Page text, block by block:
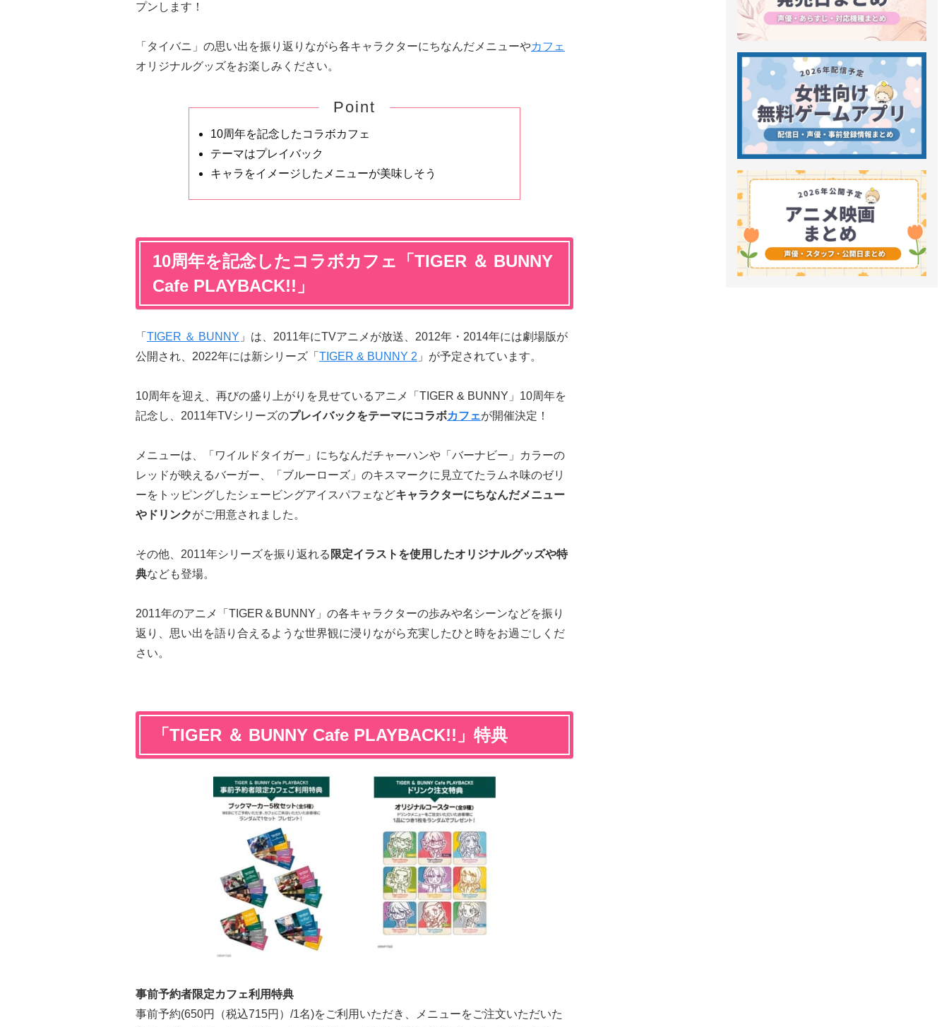
プンします！
「タイバニ」の思い出を振り返りながら各キャラクターにちなんだメニューやカフェ
オリジナルグッズをお楽しみください。
Point
10周年を記念したコラボカフェ
テーマはプレイバック
キャラをイメージしたメニューが美味しそう
10周年を記念したコラボカフェ「TIGER ＆ BUNNY
Cafe PLAYBACK!!」
「 TIGER ＆ BUNNY 」は、2011年にTVアニメが放送、2012年・2014年には劇場版が
公開され、2022年には新シリーズ「 TIGER & BUNNY 2 」が予定されています。
10周年を迎え、再びの盛り上がりを見せているアニメ「TIGER & BUNNY」10周年を
記念し、2011年TVシリーズのプレイバックをテーマにコラボカフェが開催決定！
メニューは、「ワイルドタイガー」にちなんだチャーハンや「バーナビー」カラーの
レッドが映えるバーガー、「ブルーローズ」のキスマークに見立てたラムネ味のゼリ
ーをトッピングしたシェービングアイスパフェなどキャラクターにちなんだメニュー
やドリンクがご用意されました。
その他、2011年シリーズを振り返れる 限定イラストを使用したオリジナルグッズや特
典なども登場。
2011年のアニメ「TIGER＆BUNNY」の各キャラクターの歩みや名シーンなどを振り
返り、思い出を語り合えるような世界観に浸りながら充実したひと時をお過ごしくだ
さい。
「TIGER ＆ BUNNY Cafe PLAYBACK!!」特典
事前予約者限定カフェ利用特典
事前予約(650円（税込715円）/1名)をご利用いただき、メニューをご注文いただいた